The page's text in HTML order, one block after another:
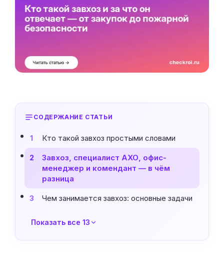
СОДЕРЖАНИЕ СТАТЬИ
1 Кто такой завхоз простыми словами
2
Завхоз, специалист АХО, офис-
менеджер и комендант — в чём
разница
3 Чем занимается завхоз: основные задачи
Показать все 13